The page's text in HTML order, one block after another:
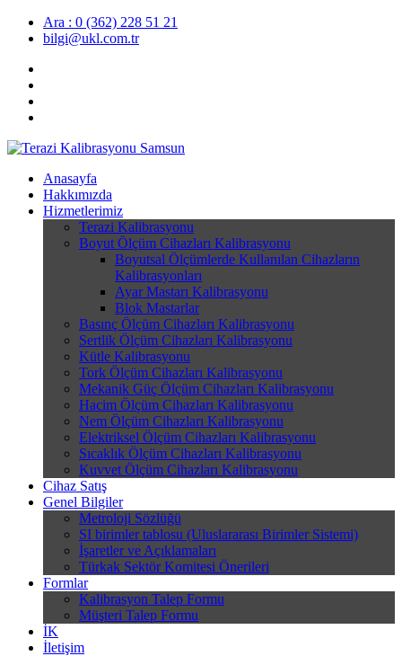
Ara : 0 (362) 228 51 21
bilgi@ukl.com.tr
Anasayfa
Hakkımızda
Hizmetlerimiz
Terazi Kalibrasyonu
Boyut Ölçüm Cihazları Kalibrasyonu
Boyutsal Ölçümlerde Kullanılan Cihazların
Kalibrasyonları
Ayar Mastarı Kalibrasyonu
Blok Mastarlar
Basınç Ölçüm Cihazları Kalibrasyonu
Sertlik Ölçüm Cihazları Kalibrasyonu
Kütle Kalibrasyonu
Tork Ölçüm Cihazları Kalibrasyonu
Mekanik Güç Ölçüm Cihazları Kalibrasyonu
Hacim Ölçüm Cihazları Kalibrasyonu
Nem Ölçüm Cihazları Kalibrasyonu
Elektriksel Ölçüm Cihazları Kalibrasyonu
Sıcaklık Ölçüm Cihazları Kalibrasyonu
Kuvvet Ölçüm Cihazları Kalibrasyonu
Cihaz Satış
Genel Bilgiler
Metroloji Sözlüğü
SI birimler tablosu (Uluslararası Birimler Sistemi)
İşaretler ve Açıklamaları
Türkak Sektör Komitesi Önerileri
Formlar
Kalibrasyon Talep Formu
Müşteri Talep Formu
İK
İletişim